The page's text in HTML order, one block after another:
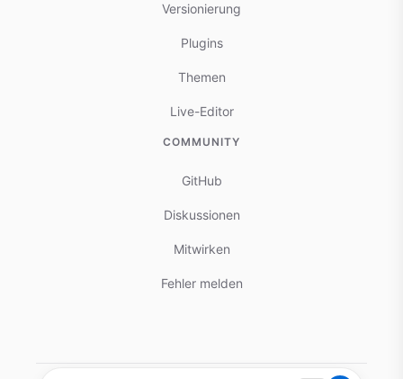
Versionierung
Plugins
Themen
Live-Editor
COMMUNITY
GitHub
Diskussionen
Mitwirken
Fehler melden